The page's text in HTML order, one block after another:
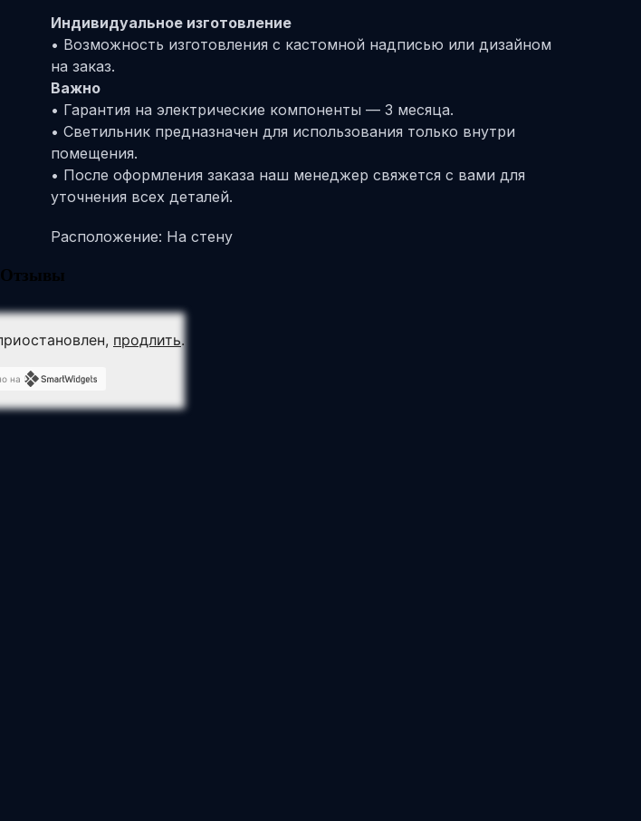
Индивидуальное изготовление
• Возможность изготовления с кастомной надписью или дизайном
на заказ.
Важно
• Гарантия на электрические компоненты — 3 месяца.
• Светильник предназначен для использования только внутри
помещения.
• После оформления заказа наш менеджер свяжется с вами для
уточнения всех деталей.
Расположение: На стену
Отзывы